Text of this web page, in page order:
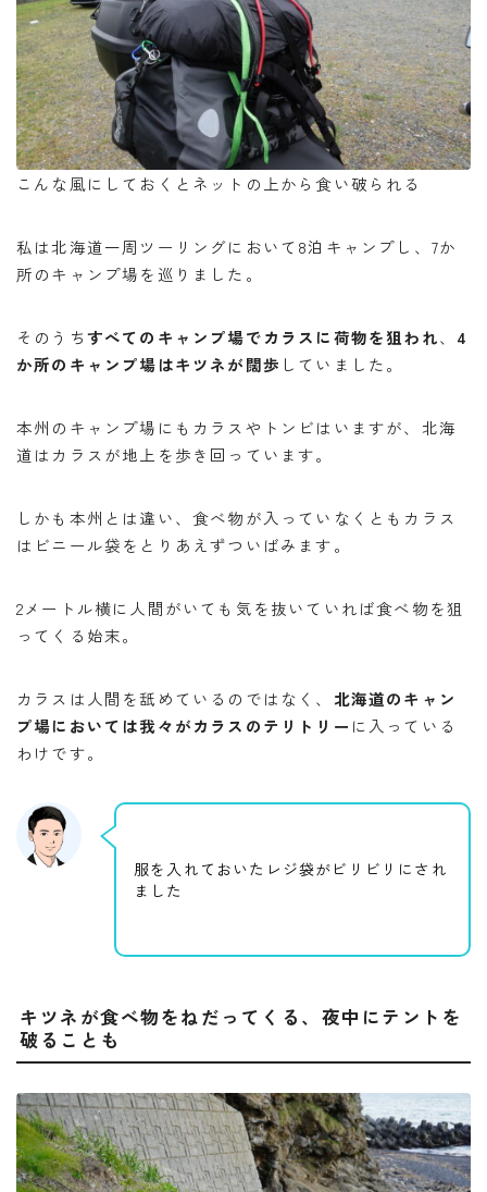
こんな風にしておくとネットの上から食い破られる
私は北海道一周ツーリングにおいて8泊キャンプし、7か
所のキャンプ場を巡りました。
そのうちすべてのキャンプ場でカラスに荷物を狙われ、 4
か所のキャンプ場はキツネが闊歩 していました。
本州のキャンプ場にもカラスやトンビはいますが、北海
道はカラスが地上を歩き回っています。
しかも本州とは違い、食べ物が入っていなくともカラス
はビニール袋をとりあえずついばみます。
2メートル横に人間がいても気を抜いていれば食べ物を狙
ってくる始末。
カラスは人間を舐めているのではなく、 北海道のキャン
プ場においては我々がカラスのテリトリー に入っている
わけです。
服を入れておいたレジ袋がビリビリにされ
ました
キツネが食べ物をねだってくる、夜中にテントを
破ることも